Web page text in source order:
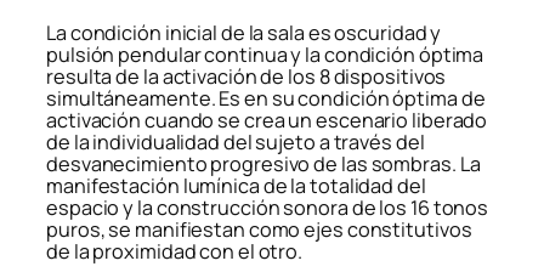
La condición inicial de la sala es oscuridad y
pulsión pendular continua y la condición óptima
resulta de la activación de los 8 dispositivos
simultáneamente. Es en su condición óptima de
activación cuando se crea un escenario liberado
de la individualidad del sujeto a través del
desvanecimiento progresivo de las sombras. La
manifestación lumínica de la totalidad del
espacio y la construcción sonora de los 16 tonos
puros, se manifiestan como ejes constitutivos
de la proximidad con el otro.